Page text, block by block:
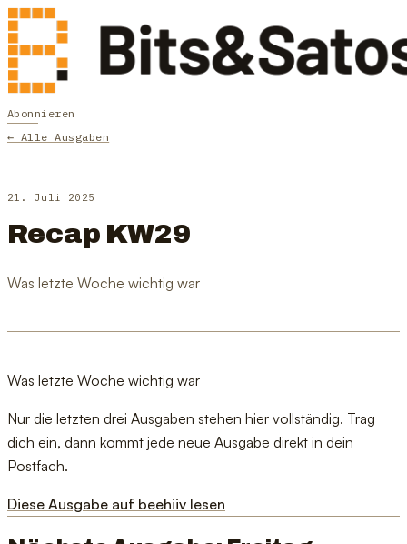
Abonnieren
← Alle Ausgaben
21. Juli 2025
Recap KW29
Was letzte Woche wichtig war
Was letzte Woche wichtig war
Nur die letzten drei Ausgaben stehen hier vollständig. Trag
dich ein, dann kommt jede neue Ausgabe direkt in dein
Postfach.
Diese Ausgabe auf beehiiv lesen